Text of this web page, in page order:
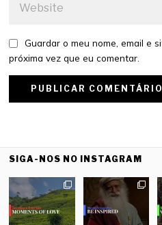
Guardar o meu nome, email e
próxima vez que eu comentar.
SIGA-NOS NO INSTAGRAM